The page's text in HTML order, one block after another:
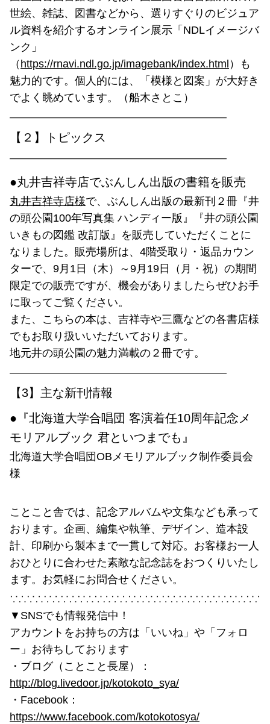
世絵、雑誌、図書などから、選りすぐりのビジュア
ル資料を紹介するオンライン展示「NDLイメージバ
ンク」
（ https://rnavi.ndl.go.jp/imagebank/index.html ）も
魅力的です。個人的には、「模様と図案」が大好き
でよく眺めています。（船木さとこ）
————————————————————
【２】トピックス
————————————————————
●丸井吉祥寺店でぶんしん出版の書籍を販売
丸井吉祥寺店様で、ぶんしん出版の最新刊２冊『井
の頭公園100年写真集 ハンディー版』『井の頭公園
いきもの図鑑 改訂版』を販売していただくことに
なりました。販売場所は、4階受取り・返品カウン
ターで、9月1日（木）～9月19日（月・祝）の期間
限定での販売ですが、機会がありましたらぜひお手
に取ってご覧ください。
また、こちらの本は、吉祥寺や三鷹などの各書店様
でもお取り扱いいただいております。
地元井の頭公園の魅力満載の２冊です。
————————————————————
【3】主な新刊情報
●『北海道大学合唱団 客演着任10周年記念メ
モリアルブック 君といつまでも』
北海道大学合唱団OBメモリアルブック制作委員会
様
ことこと舎では、記念アルバムや文集なども承って
おります。企画、編集や執筆、デザイン、造本設
計、印刷から製本まで一貫して対応。お客様お一人
おひとりに合わせた素敵な記念誌をおつくりいたし
ます。お気軽にお問合せください。
∵∴∵∴∵∴∵∴∵∴∵∴∵∴∵∴∵∴∵∴∵∴∵∴∵∴∵∴∵∴
▼SNSでも情報発信中！
アカウントをお持ちの方は「いいね」や「フォロ
ー」お待ちしております
・ブログ（ことこと長屋）：
http://blog.livedoor.jp/kotokoto_sya/
・Facebook：
https://www.facebook.com/kotokotosya/